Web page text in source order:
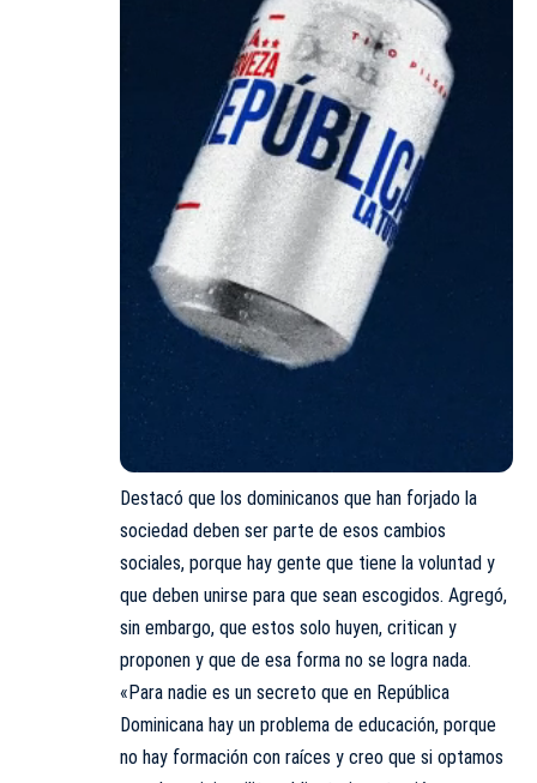
Destacó que los dominicanos que han forjado la
sociedad deben ser parte de esos cambios
sociales, porque hay gente que tiene la voluntad y
que deben unirse para que sean escogidos. Agregó,
sin embargo, que estos solo huyen, critican y
proponen y que de esa forma no se logra nada.
«Para nadie es un secreto que en República
Dominicana hay un problema de educación, porque
no hay formación con raíces y creo que si optamos